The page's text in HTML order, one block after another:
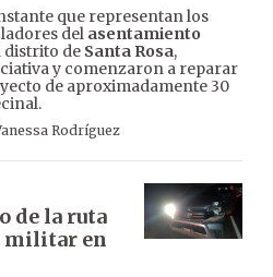
que representan los
del asentamiento
distrito de Santa Rosa,
y comenzaron a reparar
de aproximadamente 30
Rodríguez
de la ruta
militar en